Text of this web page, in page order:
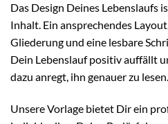
Das Design Deines Lebenslaufs
Inhalt. Ein ansprechendes
Gliederung und eine lesbare
Dein Lebenslauf positiv auffällt
dazu anregt, ihn genauer zu lesen.
Unsere Vorlage bietet Dir ein